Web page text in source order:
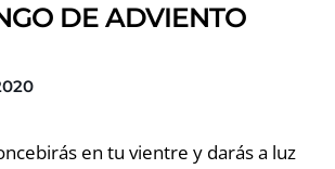
DE ADVIENTO
en tu vientre y darás a luz